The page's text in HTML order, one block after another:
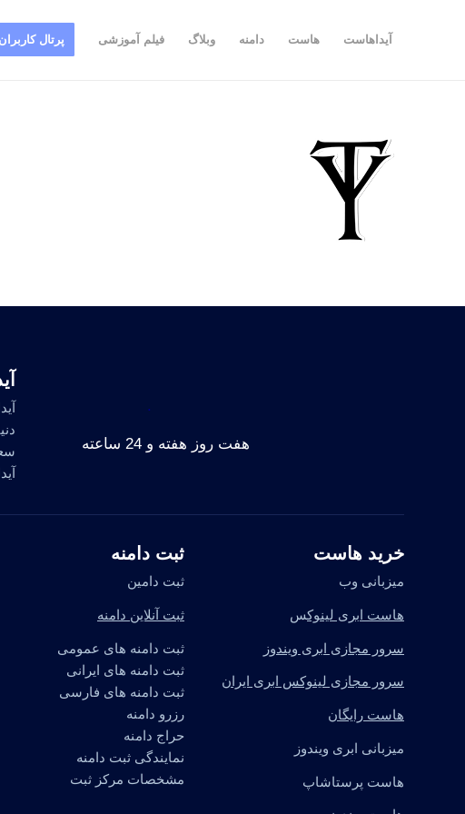
آیداهاست هاست دامنه وبلاگ فیلم آموزشی پرتال کاربران
.
هفت روز هفته و 24 ساعته
خرید هاست
میزبانی وب
هاست ابری لینوکس
سرور مجازی ابری ویندوز
سرور مجازی لینوکس ابری ایران
هاست رایگان
میزبانی ابری ویندوز
هاست پرستاشاپ
ثبت دامنه
ثبت دامین
ثبت آنلاین دامنه
ثبت دامنه های عمومی
ثبت دامنه های ایرانی
ثبت دامنه های فارسی
رزرو دامنه
حراج دامنه
نمایندگی ثبت دامنه
مشخصات مرکز ثبت